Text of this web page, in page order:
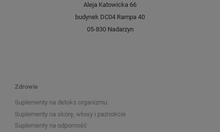
Aleja Katowicka 66
budynek DC04 Rampa 40
05-830 Nadarzyn
Zdrowie
Suplementy na detoks organizmu
Suplementy na skórę, włosy i paznokcie
Suplementy na odporność